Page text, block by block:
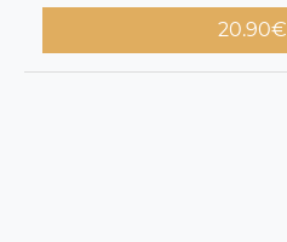
20.90€